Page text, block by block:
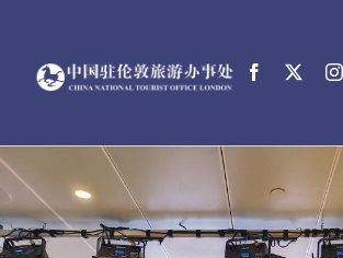
关于中国驻伦
新闻